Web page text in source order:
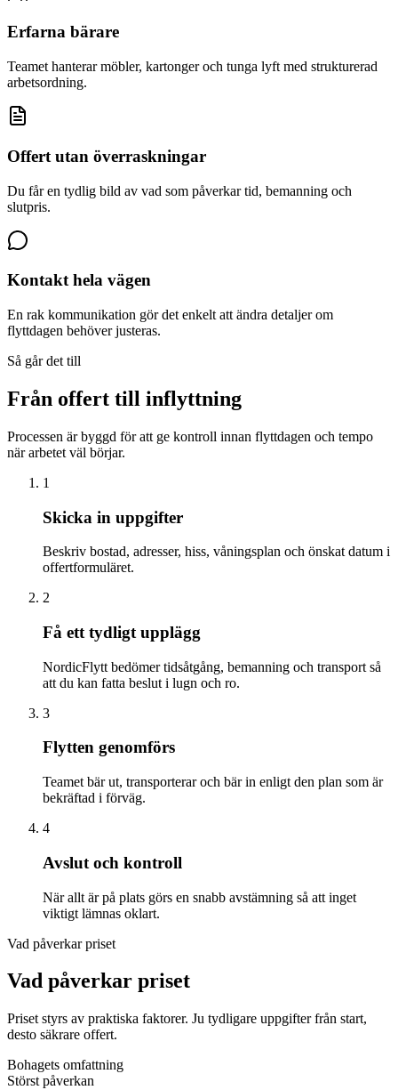
Erfarna bärare
Teamet hanterar möbler, kartonger och tunga lyft med strukturerad
arbetsordning.
Offert utan överraskningar
Du får en tydlig bild av vad som påverkar tid, bemanning och
slutpris.
Kontakt hela vägen
En rak kommunikation gör det enkelt att ändra detaljer om
flyttdagen behöver justeras.
Så går det till
Från offert till inflyttning
Processen är byggd för att ge kontroll innan flyttdagen och tempo
när arbetet väl börjar.
1
Skicka in uppgifter
Beskriv bostad, adresser, hiss, våningsplan och önskat datum i
offertformuläret.
2
Få ett tydligt upplägg
NordicFlytt bedömer tidsåtgång, bemanning och transport så
att du kan fatta beslut i lugn och ro.
3
Flytten genomförs
Teamet bär ut, transporterar och bär in enligt den plan som är
bekräftad i förväg.
4
Avslut och kontroll
När allt är på plats görs en snabb avstämning så att inget
viktigt lämnas oklart.
Vad påverkar priset
Vad påverkar priset
Priset styrs av praktiska faktorer. Ju tydligare uppgifter från start,
desto säkrare offert.
Bohagets omfattning
Störst påverkan